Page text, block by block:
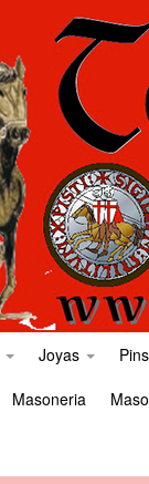
Joyas
Pins
Masoneria